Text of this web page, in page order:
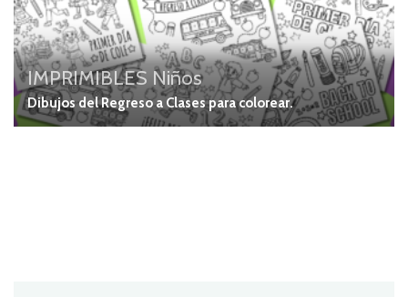
IMPRIMIBLES Niños
Dibujos del Regreso a Clases para colorear.